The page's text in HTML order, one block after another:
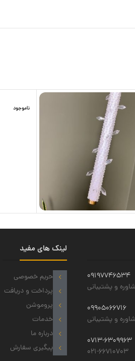
ناموجود
09197746534
و پشتیبانی
09905066716
و پشتیبانی
0713-6309963
021-66710703
لینک های مفید
حریم خصوصی
پرداخت و دریافت
پروموشن
خدمات
درباره ما
پیگیری سفارش